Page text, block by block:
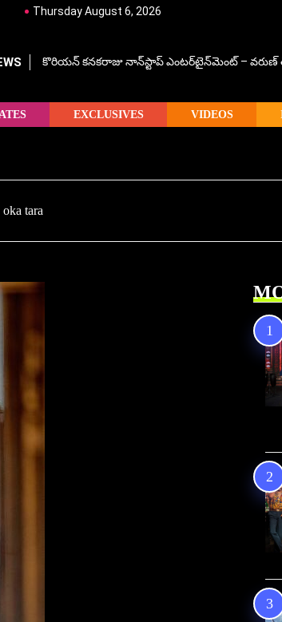
Thursday August 6, 2026
కొరియన్ కనకరాజు నాన్‌స్టాప్ ఎంటర్‌టైన్‌మెంట్ – వరుణ్
EXCLUSIVES VIDEOS
tara